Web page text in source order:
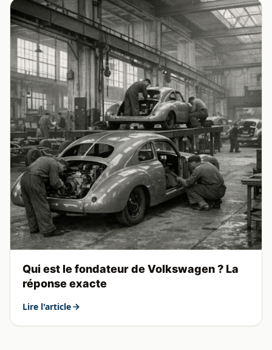
Qui est le fondateur de Volkswagen ? La
réponse exacte
Lire l'article